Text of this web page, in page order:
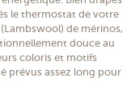
le thermostat de votre
de mérinos,
douce au
coloris et motifs
prévus assez long pour